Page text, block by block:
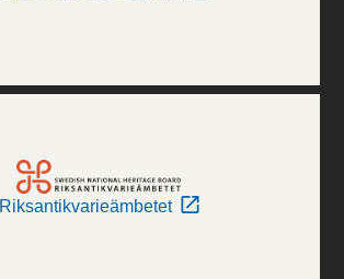
Riksantikvarieämbetet